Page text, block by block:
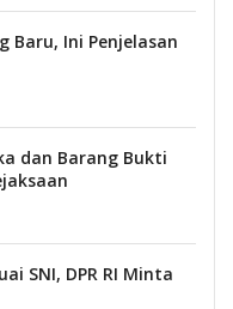
Baru, Ini Penjelasan
dan Barang Bukti
SNI, DPR RI Minta